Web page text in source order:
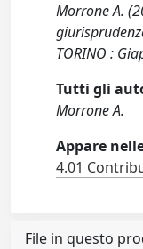
Morrone A.
TORINO :
Tutti gli
Morrone A.
Appare
4.01
File in questo